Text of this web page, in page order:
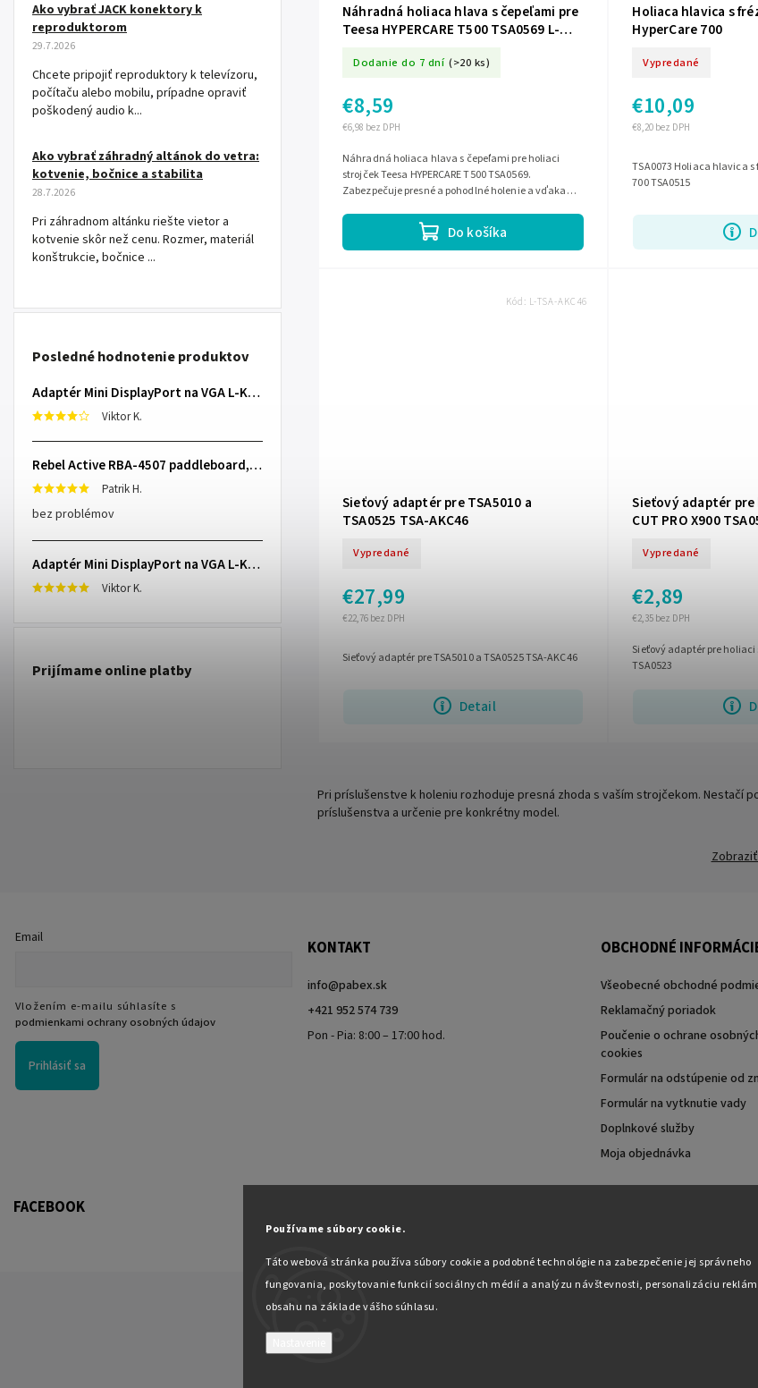
Používame súbory cookie.
Táto webová stránka používa súbory cookie a podobné technológie na zabezpečenie jej správneho
fungovania, poskytovanie funkcií sociálnych médií a analýzu návštevnosti, personalizáciu reklám
obsahu na základe vášho súhlasu.
Ako vybrať JACK konektory k
reproduktorom
29.7.2026
Chcete pripojiť reproduktory k televízoru,
počítaču alebo mobilu, prípadne opraviť
poškodený audio k...
Ako vybrať záhradný altánok do vetra:
kotvenie, bočnice a stabilita
28.7.2026
Pri záhradnom altánku riešte vietor a
kotvenie skôr než cenu. Rozmer, materiál
konštrukcie, bočnice ...
Posledné hodnotenie produktov
Adaptér Mini DisplayPort na VGA L-KOM0848
Viktor K.
Rebel Active RBA-4507 paddleboard, 335 cm L-RBA-4507-OR
Patrik H.
bez problémov
Adaptér Mini DisplayPort na VGA L-KOM0848
Viktor K.
Prijímame online platby
Náhradná holiaca hlava s čepeľami pre
Teesa HYPERCARE T500 TSA0569 L-
Dodanie do 7 dní (>20 ks)
€6,98 bez DPH
€8,59
Do košíka
Náhradná holiaca hlava s čepeľami pre holiaci
strojček Teesa HYPERCARE T500 TSA0569.
Zabezpečuje presné a pohodlné holenie a vďaka
Holiaca hlavica s
HyperCare 700
Vypredané
€8,20 bez DPH
€10,09
TSA0073 Holiaca hlavica s frézkami pre HyperCare
700 TSA0515
Sieťový adaptér pre TSA5010 a
TSA0525 TSA-AKC46
Vypredané
€22,76 bez DPH
€27,99
Detail
Sieťový adaptér pre TSA5010 a TSA0525 TSA-AKC46
Kód: L-TSA-AKC46
Sieťový adaptér
CUT PRO X900
Vypredané
€2,35 bez DPH
€2,89
Sieťový adaptér pre holiaci
TSA0523
Pri príslušenstve k holeniu rozhoduje presná zhoda s vaším strojčekom. Nestačí
príslušenstva a určenie pre konkrétny model.
Email
Vložením e-mailu súhlasíte s
podmienkami ochrany osobných údajov
Prihlásiť sa
KONTAKT
info@pabex.sk
+421 952 574 739
Pon - Pia: 8:00 – 17:00 hod.
OBCHODNÉ
Všeobecné obchodné
Reklamačný poriadok
Poučenie o ochrane
cookies
Formulár na odstúpenie od
Formulár na vytknutie vady
Doplnkové služby
Moja objednávka
FACEBOOK